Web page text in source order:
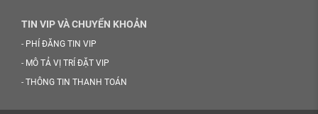
TIN VIP VÀ CHUYỂN KHOẢN
- PHÍ ĐĂNG TIN VIP
- MÔ TẢ VỊ TRÍ ĐẶT VIP
- THÔNG TIN THANH TOÁN